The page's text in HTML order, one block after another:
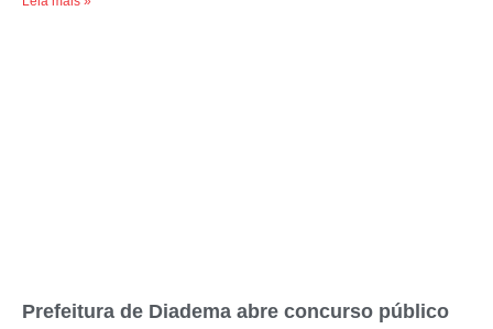
Prefeitura de Diadema abre concurso público